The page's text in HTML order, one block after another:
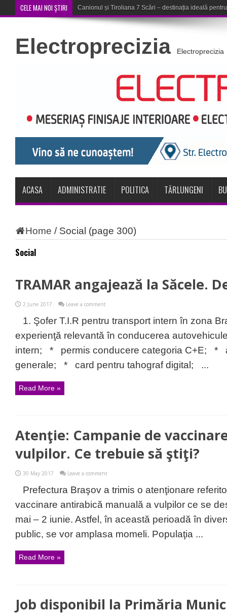
CELE MAI NOI ȘTIRI Concert în aer liber la Kome
Electroprecizia Electroprecizia
ACASA ADMINISTRATIE POLITICA TĂRLUNGENI
Home / Social (page 300)
Social
TRAMAR angajează la Săcele.
2 June 2017 Leave a comment
1. Şofer T.I.R pentru transport intern în zona
experienţă relevantă în conducerea
intern; * permis conducere categoria C+E; *
generale; * card pentru tahograf digital; ...
Read More »
Atenţie: Campanie de
vulpilor. Ce trebuie să ştiţi?
30 May 2017 Leave a comment
Prefectura Braşov a trimis o atenţionare
vaccinare antirabică manuală a vulpilor ce se
mai – 2 iunie. Astfel, în această perioadă în
public, se vor amplasa momeli. Populaţia ...
Read More »
Job disponibil la Primăria